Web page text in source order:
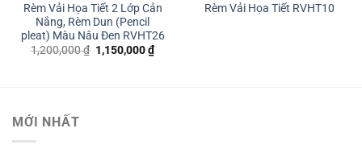
Rèm Vải Họa Tiết 2 Lớp Cản
Nắng, Rèm Dun (Pencil
pleat) Màu Nâu Đen RVHT26
1,200,000₫ Original
price
1,150,000₫Current
price
Rèm Vải Họa Tiết RVHT10
MỚI NHẤT